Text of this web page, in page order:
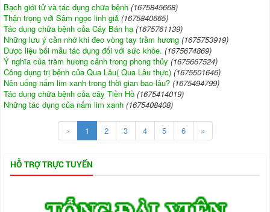
Bạch giới tử và tác dụng chữa bệnh (1675845668)
Thận trọng với Sâm ngọc linh giả (1675840665)
Tác dụng chữa bệnh của Cây Bán hạ (1675761139)
Những lưu ý cần nhớ khi đeo vòng tay trầm hương (1675753919)
Dược liệu bối mẫu tác dụng đối với sức khỏe. (1675674869)
Ý nghĩa của trầm hương cảnh trong phong thủy (1675667524)
Công dụng trị bệnh của Qua Lâu( Qua Lâu thực) (1675501646)
Nên uống nấm lim xanh trong thời gian bao lâu? (1675494799)
Tác dụng chữa bệnh của cây Tiền Hồ (1675414019)
Những tác dụng của nấm lim xanh (1675408408)
« 1 2 3 4 5 6 »
HỖ TRỢ TRỰC TUYẾN